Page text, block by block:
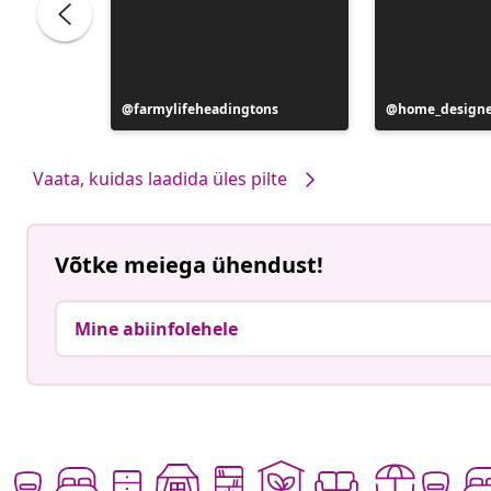
Postitus
avaldatud
farmylifeheadingtons
Postitus
avaldatud
Vaata, kuidas laadida üles pilte
Võtke meiega ühendust!
Mine abiinfolehele